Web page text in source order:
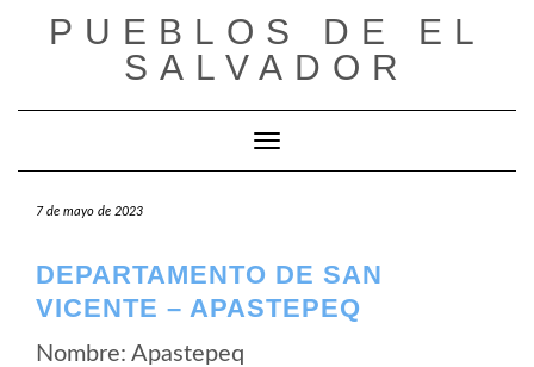
PUEBLOS DE EL
SALVADOR
Cambiar modo de navegación
7 de mayo de 2023
DEPARTAMENTO DE SAN
VICENTE – APASTEPEQ
Nombre: Apastepeq